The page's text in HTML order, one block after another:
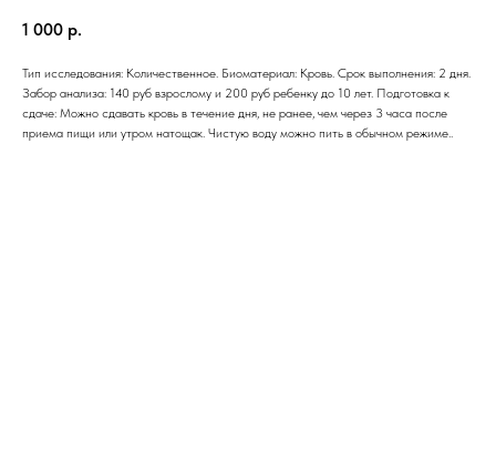
1 000 р.
Тип исследования: Количественное. Биоматериал: Кровь. Срок выполнения: 2 дня.
Забор анализа: 140 руб взрослому и 200 руб ребенку до 10 лет. Подготовка к
сдаче: Можно сдавать кровь в течение дня, не ранее, чем через 3 часа после
приема пищи или утром натощак. Чистую воду можно пить в обычном режиме..